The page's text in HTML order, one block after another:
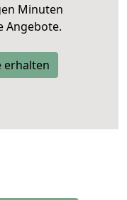
Minuten
Angebote.
erhalten